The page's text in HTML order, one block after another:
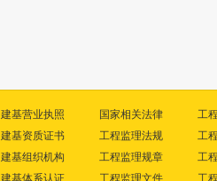
建基营业执照
建基资质证书
建基组织机构
建基体系认证
国家相关法律
工程监理法规
工程监理规章
工程监理文件
工
工
工
工